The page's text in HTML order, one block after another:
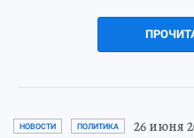
НОВОСТИ ПОЛИТИКА 26 июня